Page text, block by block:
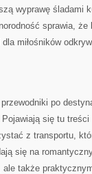
wyprawę śladami
sprawia,
miłośników
po
się tu
z transportu,
się na
także